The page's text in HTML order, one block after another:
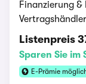
Finanzierung &
Listenpreis
Sparen Sie im
E-Prämie